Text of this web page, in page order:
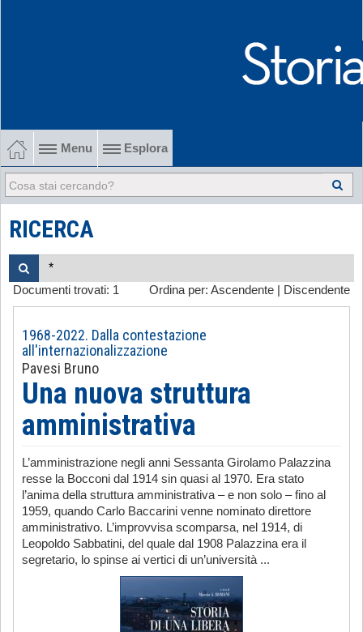
Menu Esplora
1902-1915 Gli esordi
1915-1945 Tra le due guerre
1945-1968 Dalla liberazione al '68
1968-2022 Dalla contestazione all'internazionalizzazione
-
RICERCA
Ordina per: Ascendente Discendente
Documenti trovati: 1
1968-2022. Dalla contestazione
all'internazionalizzazione
Pavesi Bruno
Una nuova struttura
amministrativa
L’amministrazione negli anni Sessanta Girolamo Palazzina
resse la Bocconi dal 1914 sin quasi al 1970. Era stato
l’anima della struttura amministrativa – e non solo – fino al
1959, quando Carlo Baccarini venne nominato direttore
amministrativo. L’improvvisa scomparsa, nel 1914, di
Leopoldo Sabbatini, del quale dal 1908 Palazzina era il
segretario, lo spinse ai vertici di un’università ...